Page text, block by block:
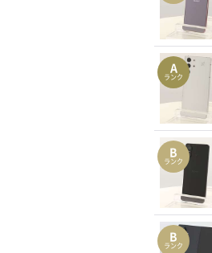
A
ランク
B
ランク
B
ランク